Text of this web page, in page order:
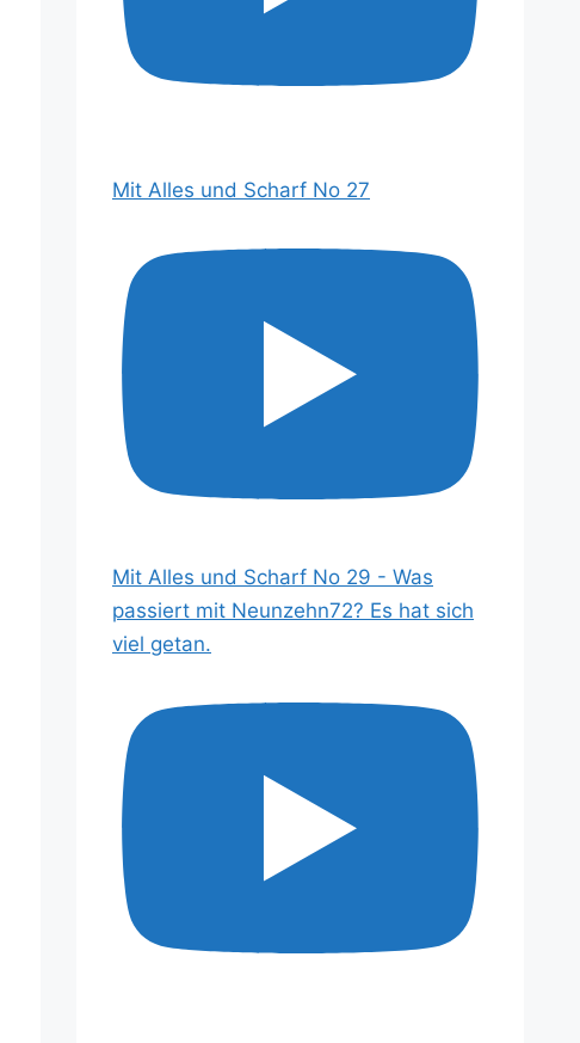
Mit Alles und Scharf No 27
Mit Alles und Scharf No 29 - Was
passiert mit Neunzehn72? Es hat sich
viel getan.